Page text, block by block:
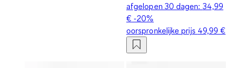
afgelopen 30 dagen: 34,99
€ -20%
oorspronkelijke prijs 49,99 €